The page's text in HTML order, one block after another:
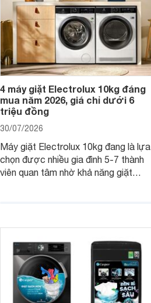
4 máy giặt Electrolux 10kg đáng
mua năm 2026, giá chỉ dưới 6
triệu đồng
30/07/2026
Máy giặt Electrolux 10kg đang là lựa
chọn được nhiều gia đình 5-7 thành
viên quan tâm nhờ khả năng giặt